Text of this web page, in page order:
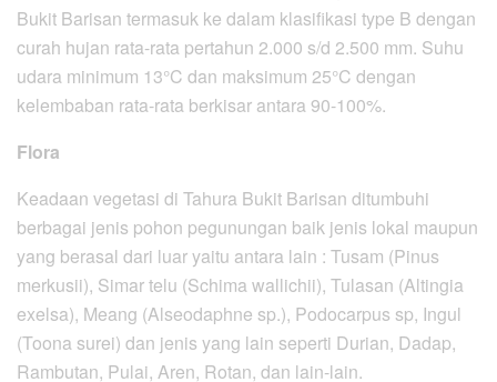
Bukit Barisan termasuk ke dalam klasifikasi type B dengan
curah hujan rata-rata pertahun 2.000 s/d 2.500 mm. Suhu
udara minimum 13°C dan maksimum 25°C dengan
kelembaban rata-rata berkisar antara 90-100%.
Flora
Keadaan vegetasi di Tahura Bukit Barisan ditumbuhi
berbagai jenis pohon pegunungan baik jenis lokal maupun
yang berasal dari luar yaitu antara lain : Tusam (Pinus
merkusii), Simar telu (Schima wallichii), Tulasan (Altingia
exelsa), Meang (Alseodaphne sp.), Podocarpus sp, Ingul
(Toona surei) dan jenis yang lain seperti Durian, Dadap,
Rambutan, Pulai, Aren, Rotan, dan lain-lain.